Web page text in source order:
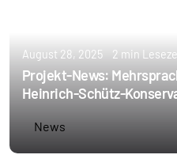
August 28, 2025 2 min
Projekt-News:
Heinrich-Schütz-
News